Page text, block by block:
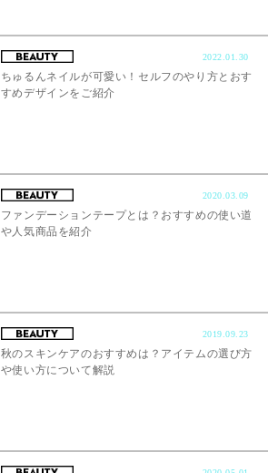
2022.01.30
ちゅるんネイルが可愛い！セルフのやり方とおす
すめデザインをご紹介
2020.03.09
ファンデーションテープとは？おすすめの使い道
や人気商品を紹介
2019.09.23
秋のスキンケアのおすすめは？アイテムの選び方
や使い方について解説